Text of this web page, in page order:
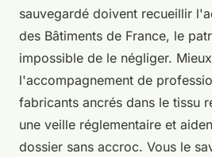
sauvegardé doivent recueillir
des Bâtiments de France, le
impossible de le négliger.
l'accompagnement de
fabricants ancrés dans le tissu
une veille réglementaire et
dossier sans accroc. Vous le